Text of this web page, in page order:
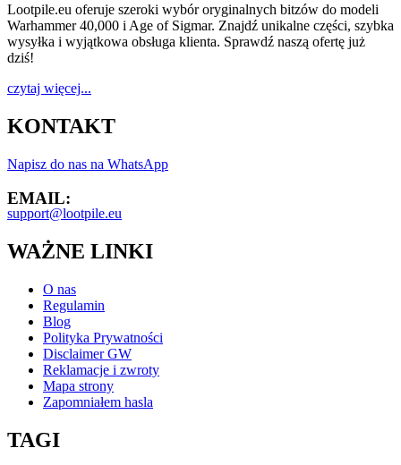
Lootpile.eu oferuje szeroki wybór oryginalnych bitzów do modeli
Warhammer 40,000 i Age of Sigmar. Znajdź unikalne części, szybka
wysyłka i wyjątkowa obsługa klienta. Sprawdź naszą ofertę już
dziś!
czytaj więcej...
KONTAKT
Napisz do nas na WhatsApp
EMAIL:
support@lootpile.eu
WAŻNE LINKI
O nas
Regulamin
Blog
Polityka Prywatności
Disclaimer GW
Reklamacje i zwroty
Mapa strony
Zapomniałem hasla
TAGI